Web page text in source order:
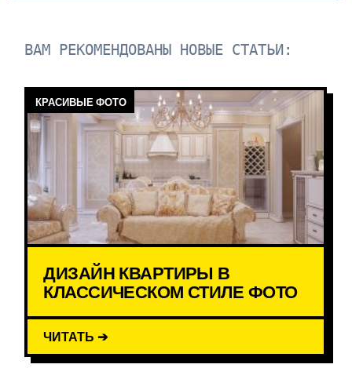
ВАМ РЕКОМЕНДОВАНЫ НОВЫЕ СТАТЬИ:
КРАСИВЫЕ ФОТО
ДИЗАЙН КВАРТИРЫ В
КЛАССИЧЕСКОМ СТИЛЕ ФОТО
ЧИТАТЬ ➔